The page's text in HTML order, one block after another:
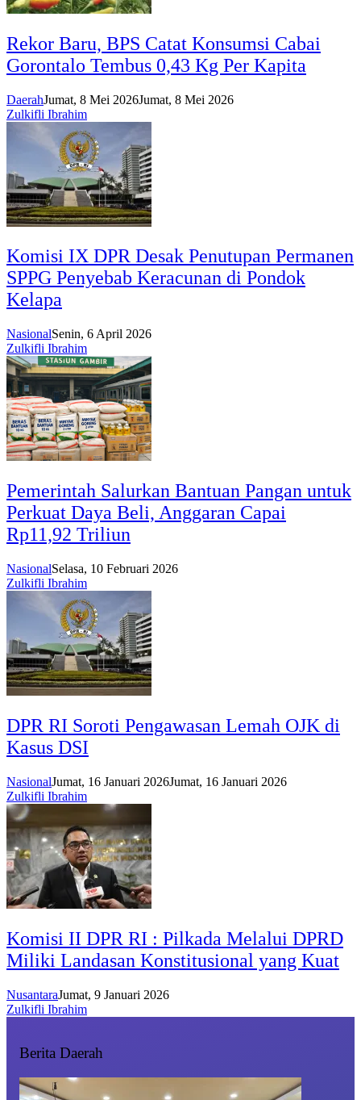
Rekor Baru, BPS Catat Konsumsi Cabai
Gorontalo Tembus 0,43 Kg Per Kapita
DaerahJumat, 8 Mei 2026Jumat, 8 Mei 2026
Zulkifli Ibrahim
Komisi IX DPR Desak Penutupan Permanen
SPPG Penyebab Keracunan di Pondok
Kelapa
NasionalSenin, 6 April 2026
Zulkifli Ibrahim
Pemerintah Salurkan Bantuan Pangan untuk
Perkuat Daya Beli, Anggaran Capai
Rp11,92 Triliun
NasionalSelasa, 10 Februari 2026
Zulkifli Ibrahim
DPR RI Soroti Pengawasan Lemah OJK di
Kasus DSI
NasionalJumat, 16 Januari 2026Jumat, 16 Januari 2026
Zulkifli Ibrahim
Komisi II DPR RI : Pilkada Melalui DPRD
Miliki Landasan Konstitusional yang Kuat
NusantaraJumat, 9 Januari 2026
Zulkifli Ibrahim
Berita Daerah